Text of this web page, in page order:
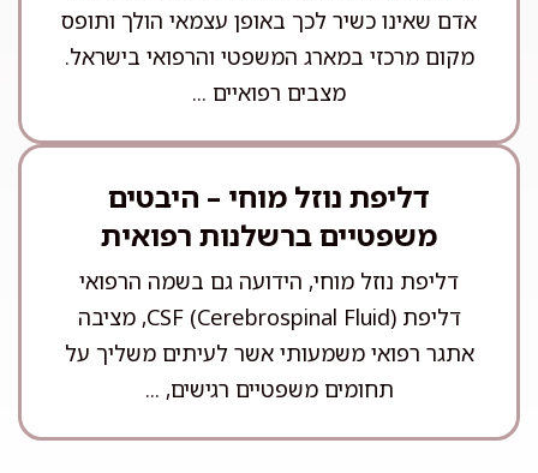
אדם שאינו כשיר לכך באופן עצמאי הולך ותופס
מקום מרכזי במארג המשפטי והרפואי בישראל.
מצבים רפואיים ...
דליפת נוזל מוחי – היבטים
משפטיים ברשלנות רפואית
דליפת נוזל מוחי, הידועה גם בשמה הרפואי
דליפת CSF (Cerebrospinal Fluid), מציבה
אתגר רפואי משמעותי אשר לעיתים משליך על
תחומים משפטיים רגישים, ...